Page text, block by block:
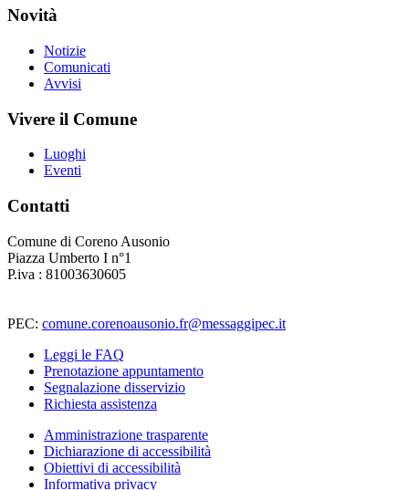
Novità
Notizie
Comunicati
Avvisi
Vivere il Comune
Luoghi
Eventi
Contatti
Comune di Coreno Ausonio
Piazza Umberto I n°1
P.iva : 81003630605
PEC: comune.corenoausonio.fr@messaggipec.it
Leggi le FAQ
Prenotazione appuntamento
Segnalazione disservizio
Richiesta assistenza
Amministrazione trasparente
Dichiarazione di accessibilità
Obiettivi di accessibilità
Informativa privacy